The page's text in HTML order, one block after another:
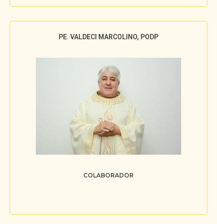
PE. VALDECI MARCOLINO, PODP
COLABORADOR